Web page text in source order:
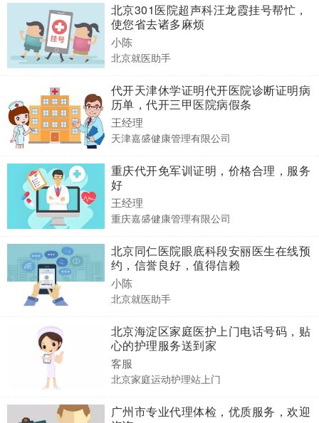
北京301医院超声科汪龙霞挂号帮忙，
使您省去诸多麻烦
小陈
北京就医助手
代开天津休学证明代开医院诊断证明病
历单，代开三甲医院病假条
王经理
天津嘉盛健康管理有限公司
重庆代开免军训证明，价格合理，服务
好
王经理
重庆嘉盛健康管理有限公司
北京同仁医院眼底科段安丽医生在线预
约，信誉良好，值得信赖
小陈
北京就医助手
北京海淀区家庭医护上门电话号码，贴
心的护理服务送到家
客服
北京家庭运动护理站上门
广州市专业代理体检，优质服务，欢迎